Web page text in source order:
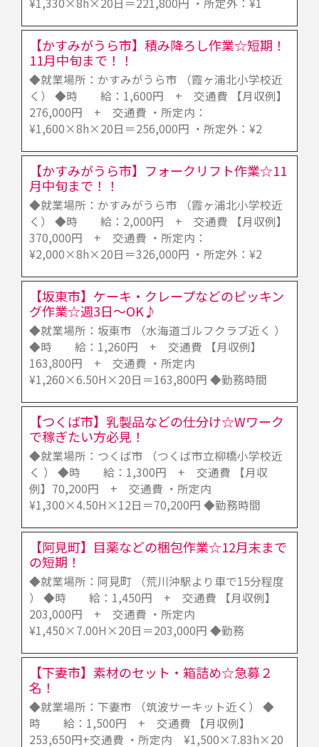
¥1,330×8h×20日＝221,800円 ・所定外：¥1
【かすみがうら市】積み降ろし作業☆短期！
11月中旬まで！！
◆就業場所：かすみがうら市 （霞ヶ浦北小学校近
く） ◆時 給：1,600円 + 交通費 【月収例】
276,000円 + 交通費 ・所定内：
¥1,600×8h×20日＝256,000円 ・所定外：¥2
【かすみがうら市】フォークリフト作業☆11
月中旬まで！！
◆就業場所：かすみがうら市 （霞ヶ浦北小学校近
く） ◆時 給：2,000円 + 交通費 【月収例】
370,000円 + 交通費 ・所定内：
¥2,000×8h×20日＝326,000円 ・所定外：¥2
【坂東市】ケーキ・クレープなどのピッキン
グ作業☆週3日～OK♪
◆就業場所：坂東市 （水海道ゴルフクラブ近く ）
◆時 給：1,260円 + 交通費 【月収例】
163,800円 + 交通費 ・所定内
¥1,260×6.50H×20日＝163,800円 ◆勤務時間
【つくば市】乳製品などの仕分け☆Wワーク
で稼ぎたい方必見！
◆就業場所：つくば市 （つくば市立柳橋小学校近
く ） ◆時 給：1,300円 + 交通費 【月収
例】70,200円 + 交通費 ・所定内
¥1,300×4.50H×12日＝70,200円 ◆勤務時間
【阿見町】目薬などの梱包作業☆12月末まで
の短期！
◆就業場所：阿見町 （荒川沖駅より車で15分程度
） ◆時 給：1,450円 + 交通費 【月収例】
203,000円 + 交通費 ・所定内
¥1,450×7.00H×20日＝203,000円 ◆勤務
【下妻市】素材のセット・箱詰め☆急募２
名！
◆就業場所：下妻市 （筑波サーキット近く） ◆
時 給：1,500円 + 交通費 【月収例】
253,650円+交通費 ・所定内 ¥1,500×7.83h×20